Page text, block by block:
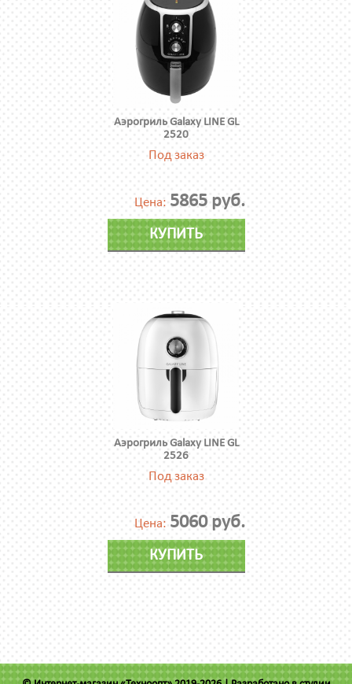
Аэрогриль Galaxy LINE GL
2520
Под заказ
Цена: 5865 руб.
КУПИТЬ
Аэрогриль Galaxy LINE GL
2526
Под заказ
Цена: 5060 руб.
КУПИТЬ